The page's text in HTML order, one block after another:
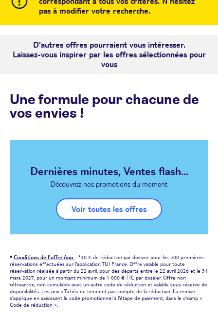
pas à modifier votre recherche.
D'autres offres pourraient vous intéresser.
Laissez-vous inspirer par les offres sélectionnées pour
vous
Une formule pour chacune de
vos envies !
Dernières minutes, Ventes flash...
Découvrez nos promotions du moment
Voir toutes les offres
* Conditions de l'offre App : *30 € de réduction par dossier pour les 500 premières
réservations effectuées sur l'application TUI France. Offre valable pour toute
réservation réalisée à partir du 22 avril, pour des départs entre le 22 avril 2026 et le 31
mars 2027, pour un montant minimum de 1 000 € TTC par dossier. Offre non
rétroactive, non cumulable avec un autre code de réduction et valable sous réserve de
disponibilités. Les prix affichés ne tiennent pas compte de la réduction. La remise
s'applique en saisissant le code promotionnel à l'étape de paiement, dans le champ «
Code de réduction ».